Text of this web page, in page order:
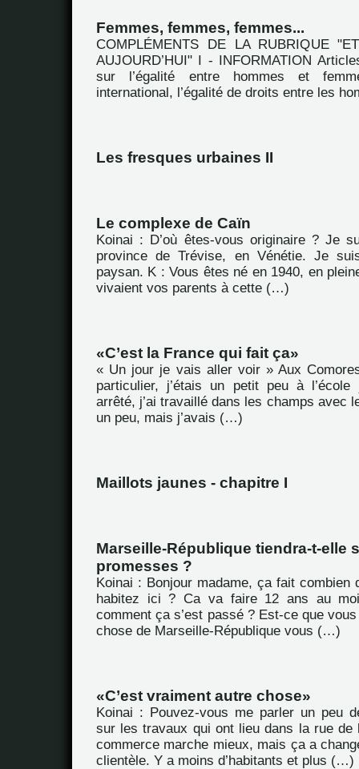
Femmes, femmes, femmes...
COMPLÉMENTS DE LA RUBRIQUE
AUJOURD’HUI" I - INFORMATION
sur l’égalité entre hommes et
international, l’égalité de droits entre les
Les fresques urbaines II
Le complexe de Caïn
Koinai : D’où êtes-vous originaire ? Je
province de Trévise, en Vénétie. Je
paysan. K : Vous êtes né en 1940, en
vivaient vos parents à cette (…)
C’est la France qui fait ça
« Un jour je vais aller voir » Aux
particulier, j’étais un petit peu à l’école
arrêté, j’ai travaillé dans les champs avec
un peu, mais j’avais (…)
Maillots jaunes - chapitre I
Marseille-République tiendra-t-elle
promesses ?
Koinai : Bonjour madame, ça fait combien
habitez ici ? Ca va faire 12 ans au
comment ça s’est passé ? Est-ce que
chose de Marseille-République vous (…)
C’est vraiment autre chose
Koinai : Pouvez-vous me parler un peu
sur les travaux qui ont lieu dans la rue de
commerce marche mieux, mais ça a
clientèle. Y a moins d’habitants et plus (…)